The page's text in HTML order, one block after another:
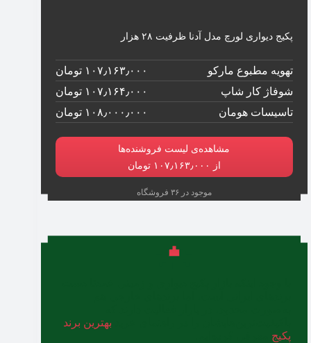
پکیج دیواری لورچ مدل آدنا ظرفیت ۲۸ هزار
تهویه مطبوع مارکو
۱۰۷٫۱۶۳٫۰۰۰ تومان
شوفاژ کار شاپ
۱۰۷٫۱۶۴٫۰۰۰ تومان
تاسیسات هومان
۱۰۸٫۰۰۰٫۰۰۰ تومان
مشاهده‌ی لیست فروشنده‌ها
از ۱۰۷٫۱۶۳٫۰۰۰ تومان
موجود در ۳۶ فروشگاه
بهترین برند
پکیج